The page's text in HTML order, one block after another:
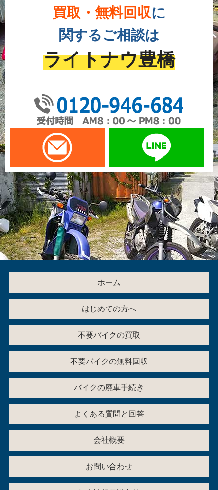
買取・無料回収に
関するご相談は
ライトナウ豊橋
メールでお問い合わせ
ホーム
はじめての方へ
不要バイクの買取
不要バイクの無料回収
バイクの廃車手続き
よくある質問と回答
会社概要
お問い合わせ